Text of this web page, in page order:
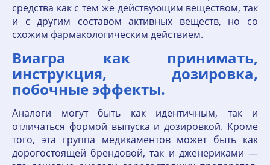
средства как с тем же действующим веществом, так
и с другим составом активных веществ, но со
схожим фармакологическим действием.
Виагра как принимать,
инструкция, дозировка,
побочные эффекты.
Аналоги могут быть как идентичным, так и
отличаться формой выпуска и дозировкой. Кроме
того, эта группа медикаментов может быть как
дорогостоящей брендовой, так и дженериками —